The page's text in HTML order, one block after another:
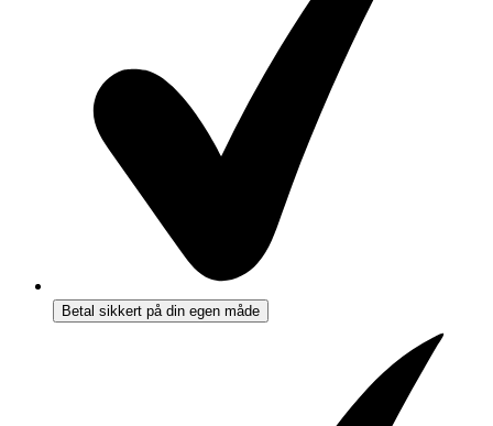
Betal sikkert på din egen måde